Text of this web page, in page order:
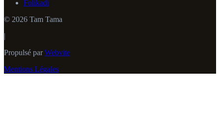
Folikadi
© 2026 Tam Tama
|
Propulsé parWebvite
Mentions Légales